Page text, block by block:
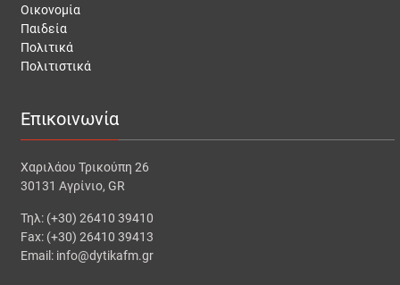
Οικονομία
Παιδεία
Πολιτικά
Πολιτιστικά
Επικοινωνία
Χαριλάου Τρικούπη 26
30131 Αγρίνιο, GR
Τηλ: (+30) 26410 39410
Fax: (+30) 26410 39413
Email: info@dytikafm.gr